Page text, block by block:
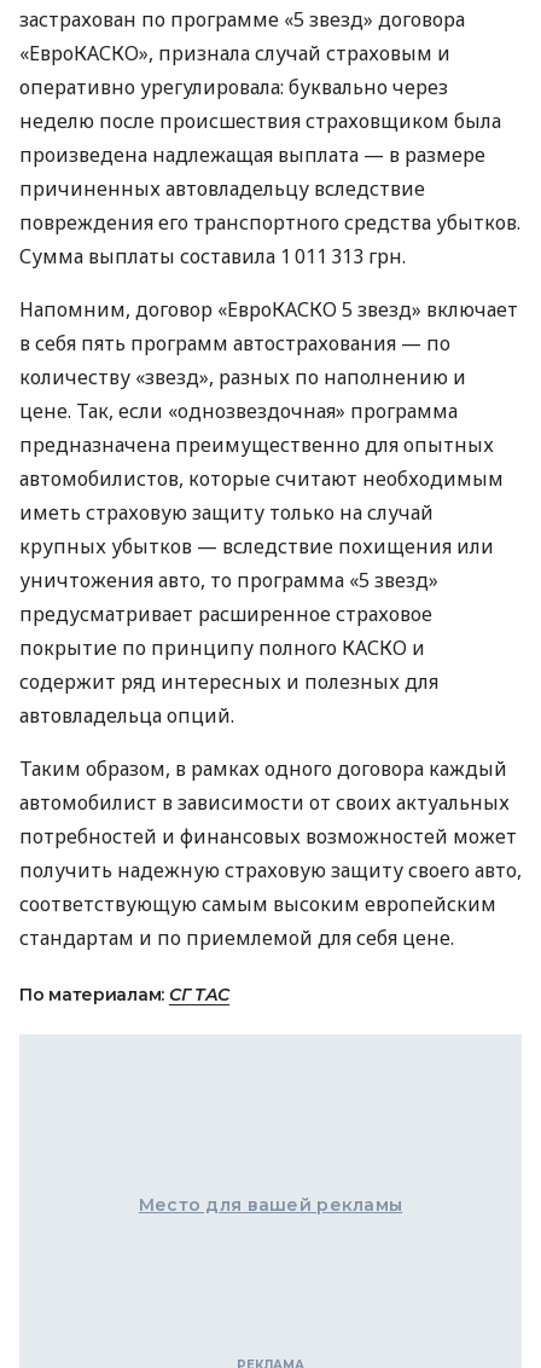
застрахован по программе «5 звезд» договора
«ЕвроКАСКО», признала случай страховым и
оперативно урегулировала: буквально через
неделю после происшествия страховщиком была
произведена надлежащая выплата — в размере
причиненных автовладельцу вследствие
повреждения его транспортного средства убытков.
Сумма выплаты составила 1 011 313 грн.
Напомним, договор «ЕвроКАСКО 5 звезд» включает
в себя пять программ автострахования — по
количеству «звезд», разных по наполнению и
цене. Так, если «однозвездочная» программа
предназначена преимущественно для опытных
автомобилистов, которые считают необходимым
иметь страховую защиту только на случай
крупных убытков — вследствие похищения или
уничтожения авто, то программа «5 звезд»
предусматривает расширенное страховое
покрытие по принципу полного КАСКО и
содержит ряд интересных и полезных для
автовладельца опций.
Таким образом, в рамках одного договора каждый
автомобилист в зависимости от своих актуальных
потребностей и финансовых возможностей может
получить надежную страховую защиту своего авто,
соответствующую самым высоким европейским
стандартам и по приемлемой для себя цене.
По материалам: СГ ТАС
Место для вашей рекламы